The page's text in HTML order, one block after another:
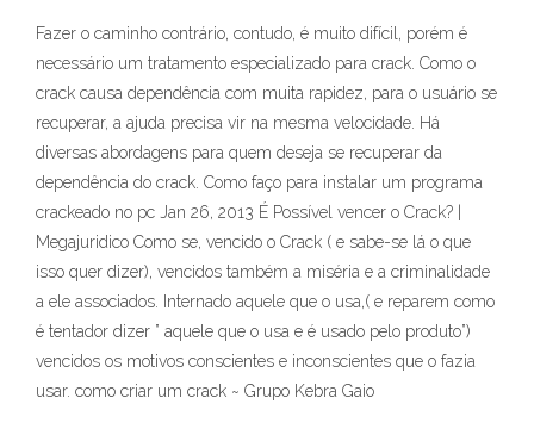
Fazer o caminho contrário, contudo, é muito difícil, porém é
necessário um tratamento especializado para crack. Como o
crack causa dependência com muita rapidez, para o usuário se
recuperar, a ajuda precisa vir na mesma velocidade. Há
diversas abordagens para quem deseja se recuperar da
dependência do crack. Como faço para instalar um programa
crackeado no pc Jan 26, 2013 É Possível vencer o Crack? |
Megajuridico Como se, vencido o Crack ( e sabe-se lá o que
isso quer dizer), vencidos também a miséria e a criminalidade
a ele associados. Internado aquele que o usa,( e reparem como
é tentador dizer ” aquele que o usa e é usado pelo produto”)
vencidos os motivos conscientes e inconscientes que o fazia
usar. como criar um crack ~ Grupo Kebra Gaio